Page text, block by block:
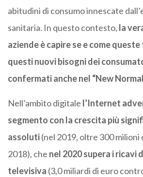
abitudini di consumo innescate
sanitaria. In questo contesto, la
aziende è capire se e come
questi nuovi bisogni dei
confermati anche nel “New
Nell’ambito digitale l’Internet
segmento con la crescita più
assoluti(nel 2019, oltre 300 milioni
2018), che nel 2020 supera i ricavi
televisiva (3,0 miliardi di euro